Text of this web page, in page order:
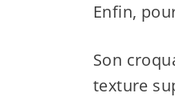
Enfin,
Son
texture